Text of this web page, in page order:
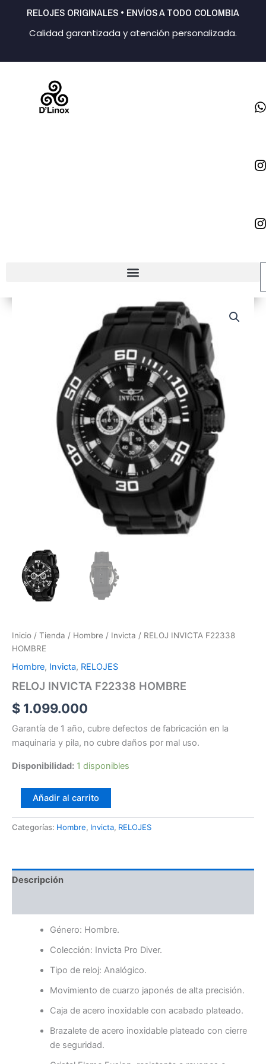
contenido
RELOJES ORIGINALES • ENVÍOS A TODO COLOMBIA
Calidad garantizada y atención personalizada.
Inicio / Tienda / Hombre / Invicta / RELOJ INVICTA F22338
HOMBRE
Hombre, Invicta, RELOJES
RELOJ INVICTA F22338 HOMBRE
$ 1.099.000
Garantía de 1 año, cubre defectos de fabricación en la
maquinaria y pila, no cubre daños por mal uso.
Disponibilidad: 1 disponibles
Añadir al carrito
Categorías: Hombre, Invicta, RELOJES
Descripción
Género: Hombre.
Colección: Invicta Pro Diver.
Tipo de reloj: Analógico.
Movimiento de cuarzo japonés de alta precisión.
Caja de acero inoxidable con acabado plateado.
Brazalete de acero inoxidable plateado con cierre
de seguridad.